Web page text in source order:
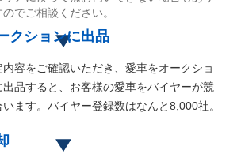
のでご相談ください。
クションに出品
内容をご確認いただき、愛車をオークショ
出品すると、お客様の愛車をバイヤーが競
います。バイヤー登録数はなんと8,000社。